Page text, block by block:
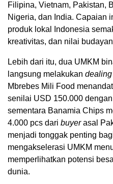
Filipina, Vietnam, Pakistan,
Nigeria, dan India. Capaian
produk lokal Indonesia
kreativitas, dan nilai
Lebih dari itu, dua UMKM
langsung melakukan dealing
Mbrebes Mili Food
senilai USD 150.000 dengan
sementara Banamia Chips
4.000 pcs dari buyerasal
menjadi tonggak penting
mengakselerasi UMKM
memperlihatkan potensi
dunia.